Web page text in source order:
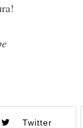
Twitter